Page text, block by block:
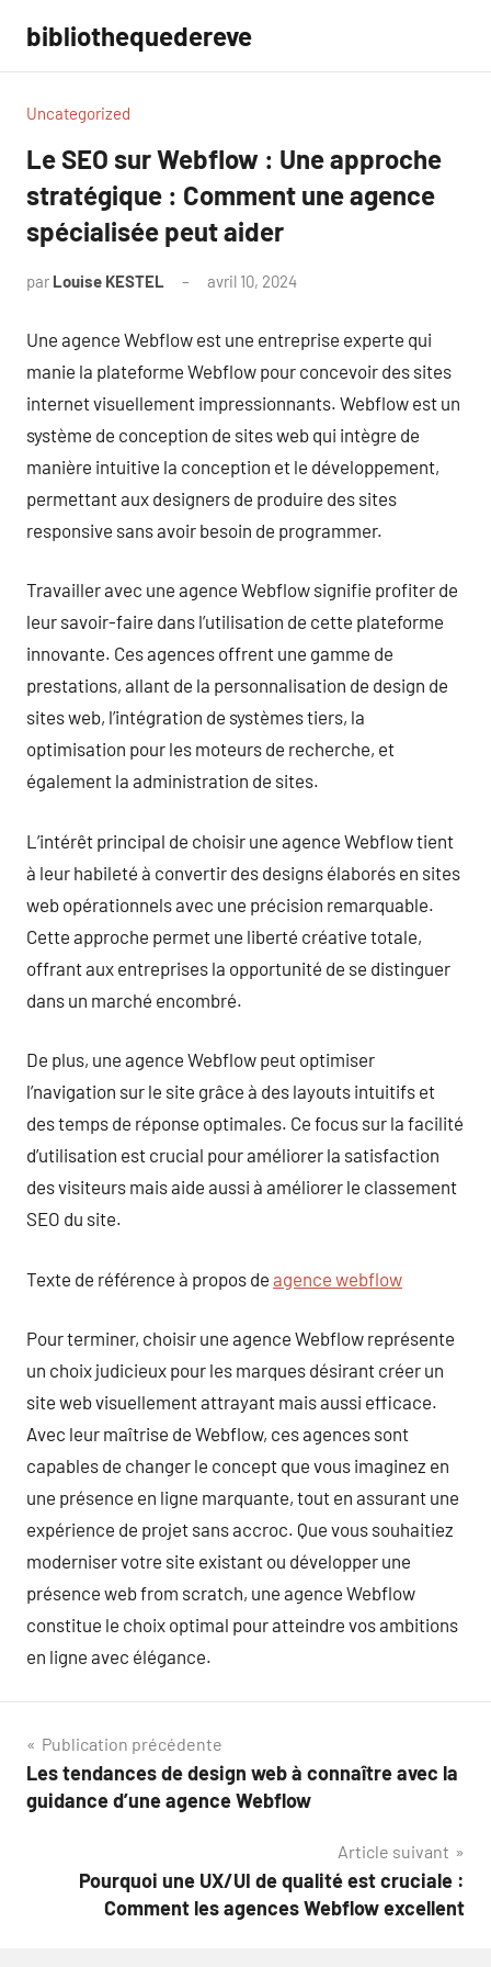
contenu
bibliothequedereve
Uncategorized
Le SEO sur Webflow : Une approche
stratégique : Comment une agence
spécialisée peut aider
par Louise KESTEL avril 10, 2024
Une agence Webflow est une entreprise experte qui
manie la plateforme Webflow pour concevoir des sites
internet visuellement impressionnants. Webflow est un
système de conception de sites web qui intègre de
manière intuitive la conception et le développement,
permettant aux designers de produire des sites
responsive sans avoir besoin de programmer.
Travailler avec une agence Webflow signifie profiter de
leur savoir-faire dans l’utilisation de cette plateforme
innovante. Ces agences offrent une gamme de
prestations, allant de la personnalisation de design de
sites web, l’intégration de systèmes tiers, la
optimisation pour les moteurs de recherche, et
également la administration de sites.
L’intérêt principal de choisir une agence Webflow tient
à leur habileté à convertir des designs élaborés en sites
web opérationnels avec une précision remarquable.
Cette approche permet une liberté créative totale,
offrant aux entreprises la opportunité de se distinguer
dans un marché encombré.
De plus, une agence Webflow peut optimiser
l’navigation sur le site grâce à des layouts intuitifs et
des temps de réponse optimales. Ce focus sur la facilité
d’utilisation est crucial pour améliorer la satisfaction
des visiteurs mais aide aussi à améliorer le classement
SEO du site.
Texte de référence à propos de agence webflow
Pour terminer, choisir une agence Webflow représente
un choix judicieux pour les marques désirant créer un
site web visuellement attrayant mais aussi efficace.
Avec leur maîtrise de Webflow, ces agences sont
capables de changer le concept que vous imaginez en
une présence en ligne marquante, tout en assurant une
expérience de projet sans accroc. Que vous souhaitiez
moderniser votre site existant ou développer une
présence web from scratch, une agence Webflow
constitue le choix optimal pour atteindre vos ambitions
en ligne avec élégance.
Navigation
de
Publication précédente
Les tendances de design web à connaître avec la
guidance d’une agence Webflow
Article suivant
Pourquoi une UX/UI de qualité est cruciale :
Comment les agences Webflow excellent